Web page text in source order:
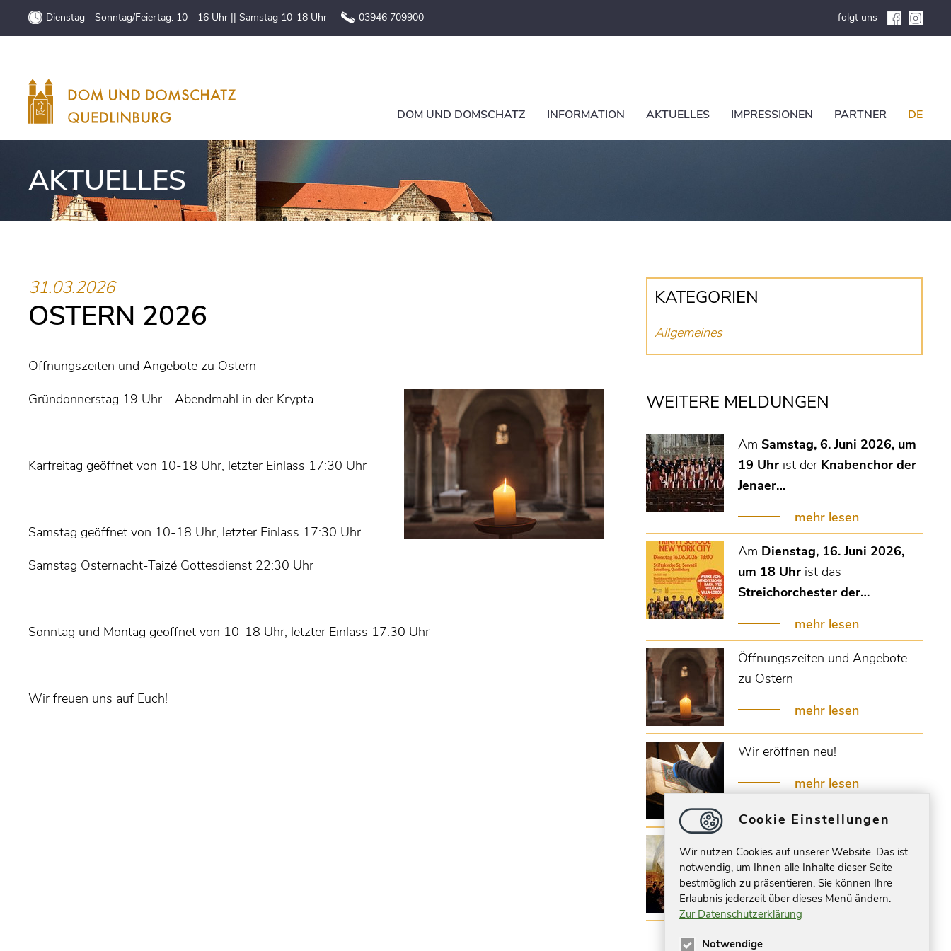
Dienstag - Sonntag/Feiertag: 10 - 16 Uhr || Samstag 10-18 Uhr 03946 709900 folgt uns
DOM UND DOMSCHATZ INFORMATION AKTUELLES IMPRESSIONEN PARTNER DE
AKTUELLES
31.03.2026
OSTERN 2026
Öffnungszeiten und Angebote zu Ostern
Gründonnerstag 19 Uhr - Abendmahl in der Krypta
Karfreitag geöffnet von 10-18 Uhr, letzter Einlass 17:30 Uhr
Samstag geöffnet von 10-18 Uhr, letzter Einlass 17:30 Uhr
Samstag Osternacht-Taizé Gottesdienst 22:30 Uhr
Sonntag und Montag geöffnet von 10-18 Uhr, letzter Einlass 17:30 Uhr
Wir freuen uns auf Euch!
KATEGORIEN
Allgemeines
WEITERE MELDUNGEN
Am Samstag, 6. Juni 2026, um
19 Uhrist der Knabenchor der
Jenaer…
mehr lesen
Am Dienstag, 16. Juni 2026,
um 18 Uhrist das
Streichorchester der…
mehr lesen
Öffnungszeiten und Angebote
zu Ostern
mehr lesen
Wir eröffnen neu!
mehr lesen
14.03.26 - 6 Uhr früh in der
Krypta
mehr lesen
Cookie Einstellungen
Wir nutzen Cookies auf unserer Website. Das ist
notwendig, um Ihnen alle Inhalte dieser Seite
bestmöglich zu präsentieren. Sie können Ihre
Erlaubnis jederzeit über dieses Menü ändern.
Zur Datenschutzerklärung
Notwendige